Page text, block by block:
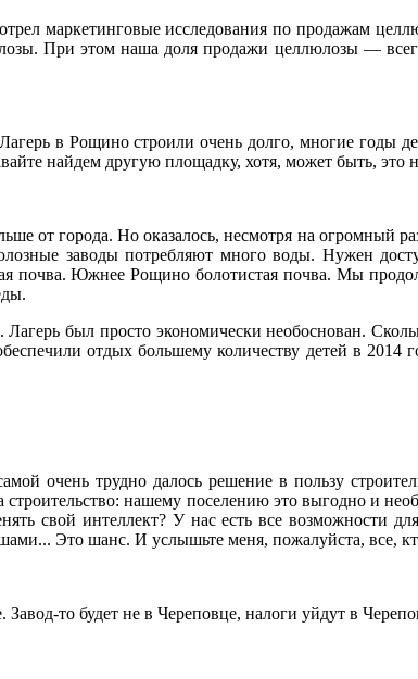
маркетинговые исследования по продажам
При этом наша доля продажи целлюлозы —
в Рощино строили очень долго, многие годы
найдем другую площадку, хотя, может быть, это
от города. Но оказалось, несмотря на огромный
заводы потребляют много воды. Нужен
Южнее Рощино болотистая почва. Мы
был просто экономически необоснован.
отдых большему количеству детей в
очень трудно далось решение в пользу
строительство: нашему поселению это выгодно и
свой интеллект? У нас есть все возможности
Это шанс. И услышьте меня, пожалуйста, все,
то будет не в Череповце, налоги уйдут в